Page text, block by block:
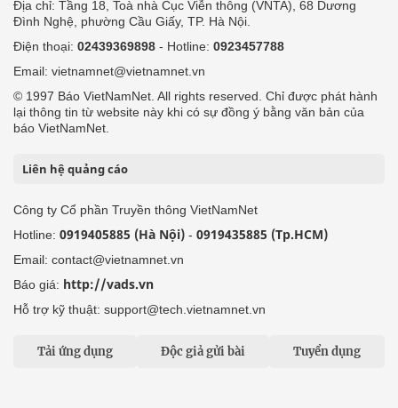
Địa chỉ: Tầng 18, Toà nhà Cục Viễn thông (VNTA), 68 Dương
Đình Nghệ, phường Cầu Giấy, TP. Hà Nội.
Điện thoại: 02439369898 - Hotline: 0923457788
Email: vietnamnet@vietnamnet.vn
© 1997 Báo VietNamNet. All rights reserved. Chỉ được phát hành
lại thông tin từ website này khi có sự đồng ý bằng văn bản của
báo VietNamNet.
Liên hệ quảng cáo
Công ty Cổ phần Truyền thông VietNamNet
Hotline: 0919405885 (Hà Nội) - 0919435885 (Tp.HCM)
Email: contact@vietnamnet.vn
Báo giá: http://vads.vn
Hỗ trợ kỹ thuật: support@tech.vietnamnet.vn
Tải ứng dụng Độc giả gửi bài Tuyển dụng